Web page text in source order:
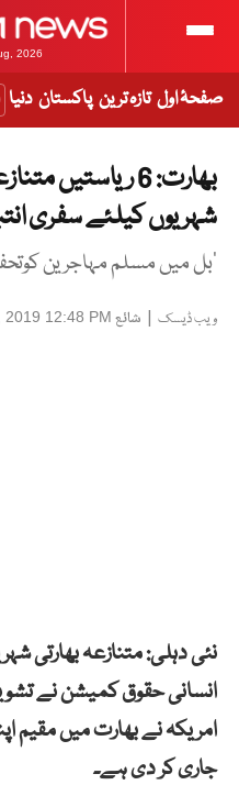
2026
صفحۂ اول تازہ ترین پاکستان دنیا
بھارت: 6
شہریوں کیلئے سفری
‘بل میں مسلم مہاجرین
ویب ڈیسک | شائع 2019 12:48 PM
انسانی حقوق کمیشن نے
امریکہ نے بھارت میں مقیم
جاری کر دی ہے۔